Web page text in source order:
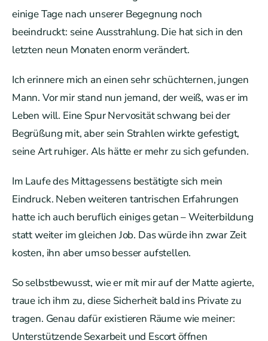
einige Tage nach unserer Begegnung noch
beeindruckt: seine Ausstrahlung. Die hat sich in den
letzten neun Monaten enorm verändert.
Ich erinnere mich an einen sehr schüchternen, jungen
Mann. Vor mir stand nun jemand, der weiß, was er im
Leben will. Eine Spur Nervosität schwang bei der
Begrüßung mit, aber sein Strahlen wirkte gefestigt,
seine Art ruhiger. Als hätte er mehr zu sich gefunden.
Im Laufe des Mittagessens bestätigte sich mein
Eindruck. Neben weiteren tantrischen Erfahrungen
hatte ich auch beruflich einiges getan – Weiterbildung
statt weiter im gleichen Job. Das würde ihn zwar Zeit
kosten, ihn aber umso besser aufstellen.
So selbstbewusst, wie er mit mir auf der Matte agierte,
traue ich ihm zu, diese Sicherheit bald ins Private zu
tragen. Genau dafür existieren Räume wie meiner:
Unterstützende Sexarbeit und Escort öffnen